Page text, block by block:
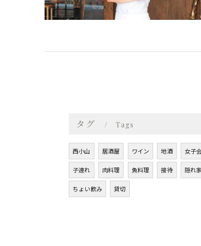
タグ Tags
西小山 居酒屋 ワイン 地酒 女子
子連れ 肉料理 魚料理 接待 隠れ家
ちょい飲み 貸切